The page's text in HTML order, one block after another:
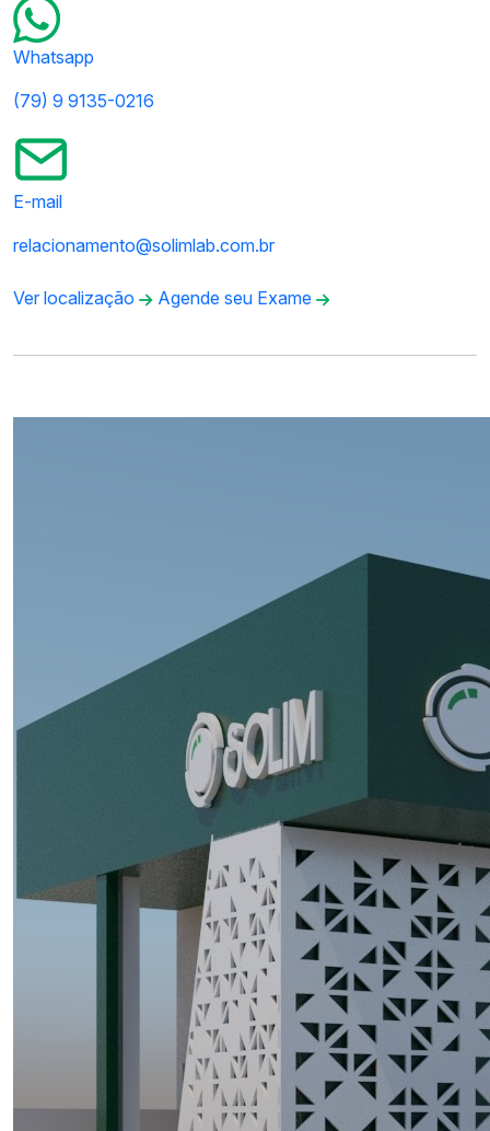
Whatsapp
(79) 9 9135-0216
E-mail
relacionamento@solimlab.com.br
Ver localização Agende seu Exame